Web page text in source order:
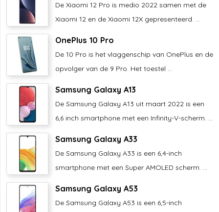
De Xiaomi 12 Pro is medio 2022 samen met de
Xiaomi 12 en de Xiaomi 12X gepresenteerd. ...
OnePlus 10 Pro
De 10 Pro is het vlaggenschip van OnePlus en de
opvolger van de 9 Pro. Het toestel ...
Samsung Galaxy A13
De Samsung Galaxy A13 uit maart 2022 is een
6,6 inch smartphone met een Infinity-V-scherm. ...
Samsung Galaxy A33
De Samsung Galaxy A33 is een 6,4-inch
smartphone met een Super AMOLED scherm. ...
Samsung Galaxy A53
De Samsung Galaxy A53 is een 6,5-inch